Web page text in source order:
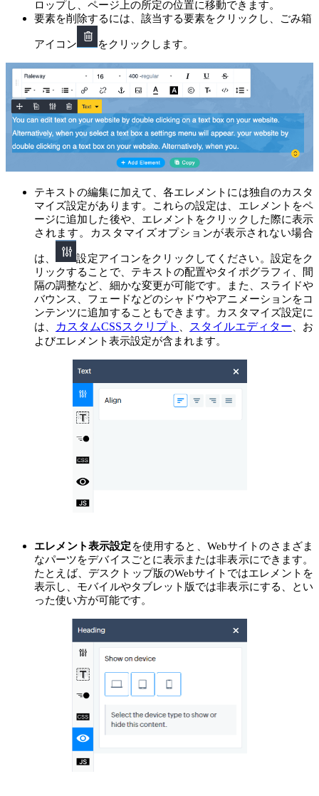
ロップし、ページ上の所定の位置に移動できます。
要素を削除するには、該当する要素をクリックし、ごみ箱
アイコン をクリックします。
テキストの編集に加えて、各エレメントには独自のカスタ
マイズ設定があります。これらの設定は、エレメントをペ
ージに追加した後や、エレメントをクリックした際に表示
されます。カスタマイズオプションが表示されない場合
は、
設定アイコンをクリックしてください。設定をク
リックすることで、テキストの配置やタイポグラフィ、間
隔の調整など、細かな変更が可能です。また、スライドや
バウンス、フェードなどのシャドウやアニメーションをコ
ンテンツに追加することもできます。カスタマイズ設定に
は、
カスタムCSSスクリプト 、 スタイルエディター、お
よびエレメント表示設定が含まれます。
エレメント表示設定 を使用すると、Webサイトのさまざま
なパーツをデバイスごとに表示または非表示にできます。
たとえば、デスクトップ版のWebサイトではエレメントを
表示し、モバイルやタブレット版では非表示にする、とい
った使い方が可能です。